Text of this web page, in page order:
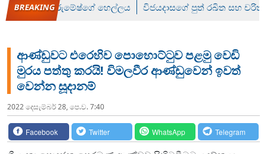
රන් ගෙනා රුමේෂ්ගේ හෙල්ලය විජයදාසගේ පුත් රඛිත සහ චරිත්
ආණ්ඩුවට එරෙහිව පොහොට්ටුව පළමු වෙඩි
මුරය පත්තු කරයි! විමලවීර ආණ්ඩුවෙන් ඉවත්
වෙන්න සූදානම්
2022 දෙසැම්‍බර් 28, පෙ.ව. 7:40
Facebook Twitter WhatsApp Telegram